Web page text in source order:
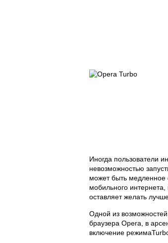
Иногда пользователи
невозможностью
может быть медленное
мобильного
оставляет желать
Одной из
браузера Opera, в
включение